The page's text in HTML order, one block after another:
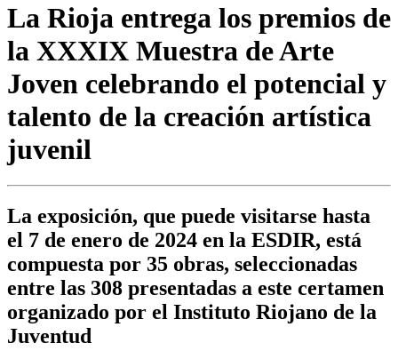
La Rioja entrega los premios de
la XXXIX Muestra de Arte
Joven celebrando el potencial y
talento de la creación artística
juvenil
La exposición, que puede visitarse hasta
el 7 de enero de 2024 en la ESDIR, está
compuesta por 35 obras, seleccionadas
entre las 308 presentadas a este certamen
organizado por el Instituto Riojano de la
Juventud